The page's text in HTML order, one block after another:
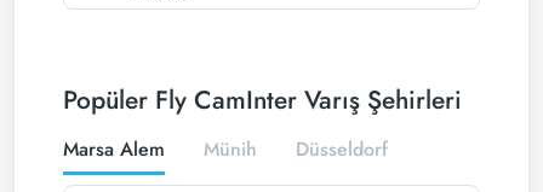
Popüler Fly CamInter Varış Şehirleri
Marsa Alem Münih Düsseldorf